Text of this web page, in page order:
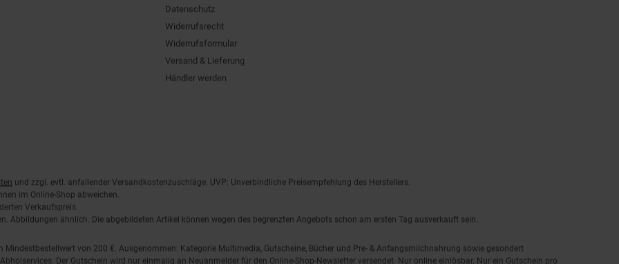
im Online-Shop abweichen.
Verkaufspreis.
Abbildungen ähnlich. Die abgebildeten Artikel können wegen des begrenzten Angebots schon am ersten Tag ausverkauft sein.
Der Gutschein wird nur einmalig an Neuanmelder für den Online-Shop-Newsletter versendet. Nur online einlösbar. Nur ein Gutschein pro